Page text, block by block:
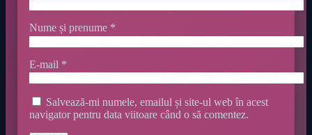
Nume și prenume *
E-mail *
Salvează-mi numele, emailul și site-ul web în acest
navigator pentru data viitoare când o să comentez.